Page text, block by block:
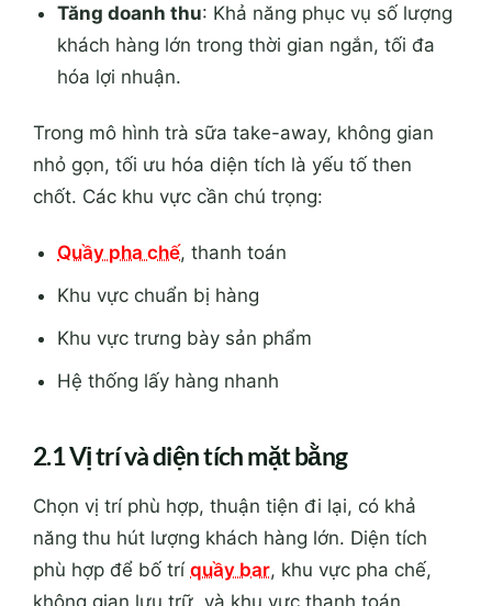
Tăng doanh thu: Khả năng phục vụ số lượng
khách hàng lớn trong thời gian ngắn, tối đa
hóa lợi nhuận.
Trong mô hình trà sữa take-away, không gian
nhỏ gọn, tối ưu hóa diện tích là yếu tố then
chốt. Các khu vực cần chú trọng:
Quầy pha chế, thanh toán
Khu vực chuẩn bị hàng
Khu vực trưng bày sản phẩm
Hệ thống lấy hàng nhanh
2.1 Vị trí và diện tích mặt bằng
Chọn vị trí phù hợp, thuận tiện đi lại, có khả
năng thu hút lượng khách hàng lớn. Diện tích
phù hợp để bố trí quầy bar, khu vực pha chế,
không gian lưu trữ, và khu vực thanh toán.